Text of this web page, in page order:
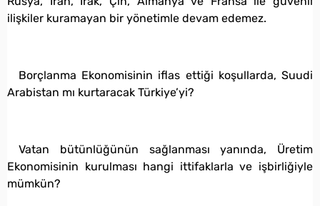
ilişkiler kuramayan bir yönetimle devam edemez.
Borçlanma Ekonomisinin iflas ettiği koşullarda, Suudi
Arabistan mı kurtaracak Türkiye’yi?
Vatan bütünlüğünün sağlanması yanında, Üretim
Ekonomisinin kurulması hangi ittifaklarla ve işbirliğiyle
mümkün?